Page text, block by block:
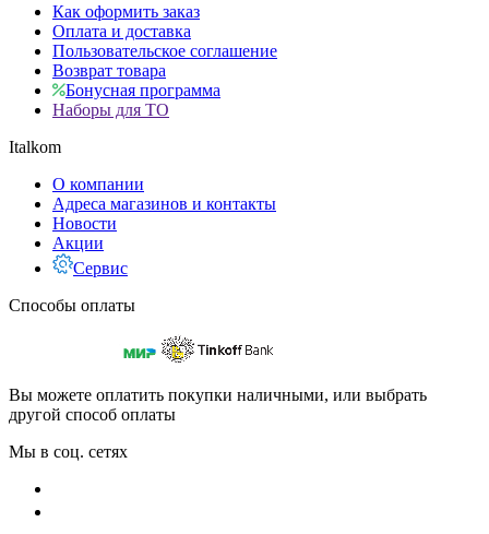
Как оформить заказ
Оплата и доставка
Пользовательское соглашение
Возврат товара
Бонусная программа
Наборы для ТО
Italkom
О компании
Адреса магазинов и контакты
Новости
Акции
Сервис
Способы оплаты
Вы можете оплатить покупки наличными, или выбрать
другой способ оплаты
Мы в соц. сетях